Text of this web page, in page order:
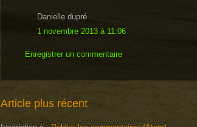
Danielle dupré
1 novembre 2013 à 11:06
Enregistrer un commentaire
Article plus récent